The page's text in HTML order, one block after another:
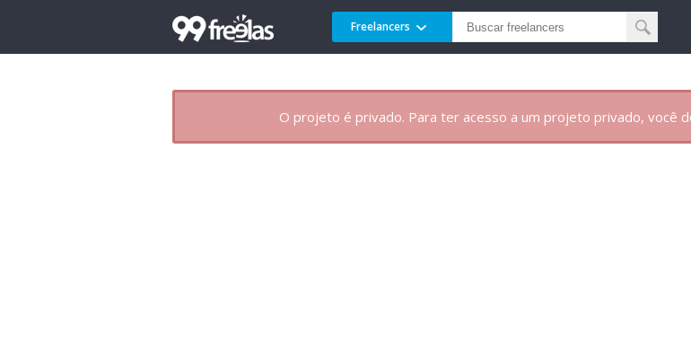
Freelancers
O projeto é privado. Para ter acesso a um projeto privado, você